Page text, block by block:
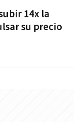
14x la
su precio